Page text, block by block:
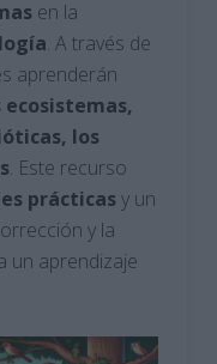
en la
. A través de
aprenderán
ecosistemas,
los
. Este recurso
prácticasy un
y la
un aprendizaje